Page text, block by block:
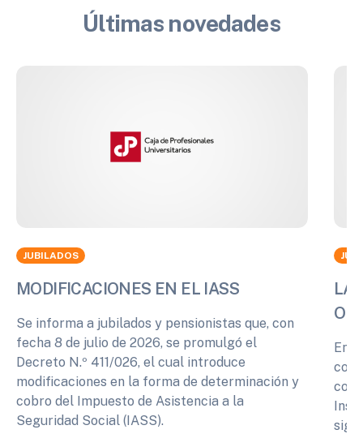
Últimas novedades
JUBILADOS
MODIFICACIONES EN EL IASS
Se informa a jubilados y pensionistas que, con
fecha 8 de julio de 2026, se promulgó el
Decreto N.º 411/026, el cual introduce
modificaciones en la forma de determinación y
cobro del Impuesto de Asistencia a la
Seguridad Social (IASS).
LA
En